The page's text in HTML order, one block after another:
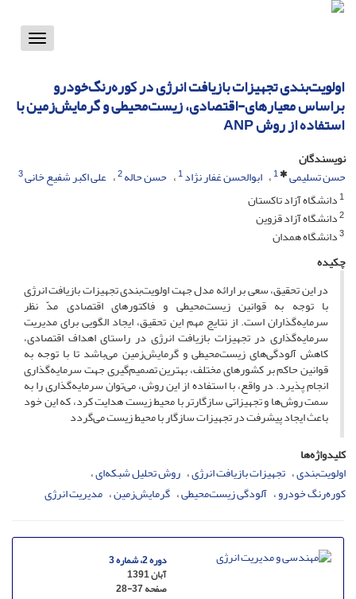
Toggle
اولویت‌بندی تجهیزات بازیافت انرژی در کوره‌رنگ‌خودرو
براساس معیارهای-اقتصادی، زیست‌محیطی و گرمایش‌زمین با
استفاده از روش ANP
نویسندگان
حسن تسلیمی
1 ابوالحسن غفار نژاد1 حسن حاله2 علی اکبر شفیع خانی3
1دانشگاه آزاد تاکستان
2دانشگاه آزاد قزوین
3دانشگاه همدان
چکیده
در این تحقیق، سعی بر ارائه مدل جهت اولویت‌بندی تجهیزات بازیافت انرژی
با توجه به قوانین زیست‌محیطی و فاکتورهای اقتصادی مدّ نظر
سرمایه‌گذاران است. از نتایج مهم این تحقیق، ایجاد الگویی برای مدیریت
سرمایه‌گذاری در تجهیزات بازیافت انرژی در راستای اهداف اقتصادی،
کاهش آلودگی‌های زیست‌محیطی و گرمایش‌زمین می‌باشد تا با توجه به
قوانین حاکم بر کشورهای مختلف، بهترین تصمیم‌گیری جهت سرمایه‌گذاری
انجام پذیرد. در واقع، با استفاده از این روش، می‌توان سرمایه‌گذاری را به
سمت روش‌ها و تجهیزاتی سازگارتر با محیط زیست هدایت کرد، که این خود
باعث ایجاد پیشرفت در تجهیزات سازگار با محیط زیست می‌گردد
کلیدواژه‌ها
اولویت‌بندی تجهیزات بازیافت انرژی روش تحلیل شبکه‌ای
کوره‌رنگ‌ خودرو آلودگی زیست‌محیطی گرمایش‌زمین مدیریت انرژی
دوره 2، شماره 3
آبان 1391
صفحه28-37